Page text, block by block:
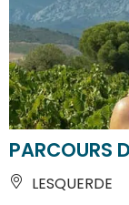
PARCOURS
LESQUERDE